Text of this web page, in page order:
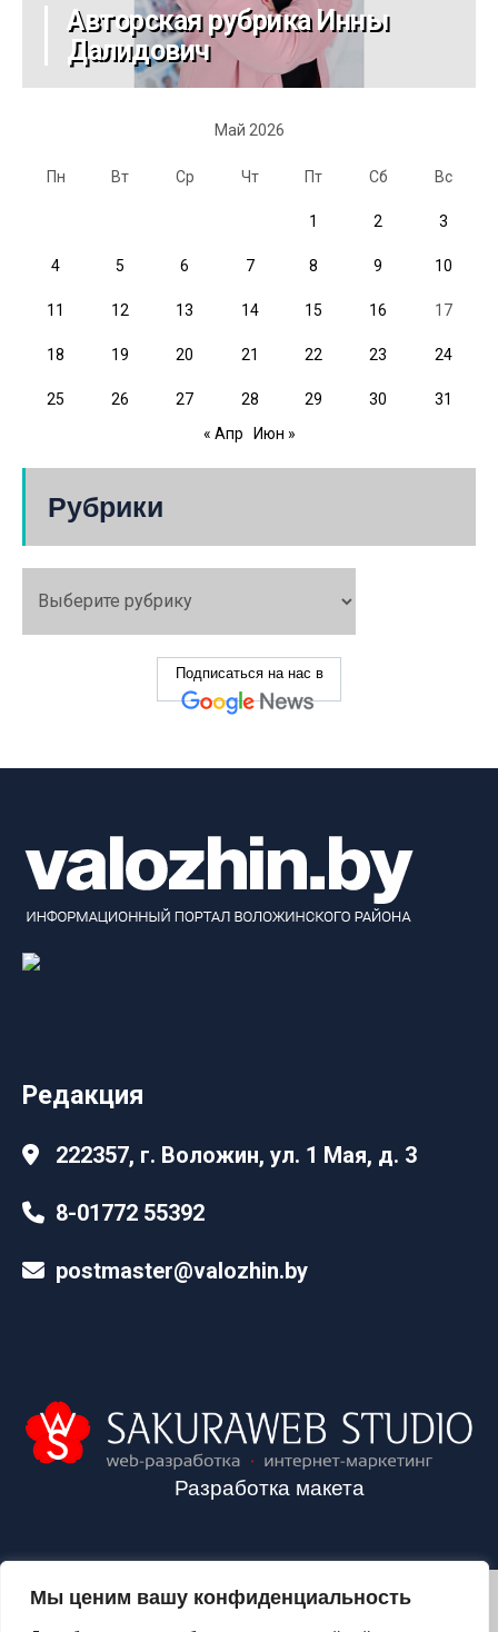
Мы ценим вашу конфиденциальность
Авторская рубрика Инны
Далидович
Май 2026
Пн Вт Ср Чт Пт Сб Вс
1 2 3
4 5 6 7 8 9 10
11 12 13 14 15 16 17
18 19 20 21 22 23 24
25 26 27 28 29 30
31
« Апр
Июн »
Рубрики
Подписаться на нас в
Редакция
222357, г. Воложин, ул. 1 Мая, д. 3
8-01772 55392
postmaster@valozhin.by
Разработка макета
2024©VALOZHIN.BY - НОВОСТИ ВОЛОЖИНСКОГО РАЙОНА